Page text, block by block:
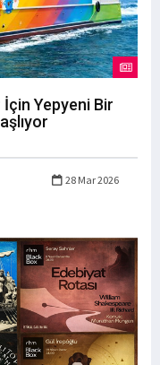
Yepyeni Bir
28 Mar 2026